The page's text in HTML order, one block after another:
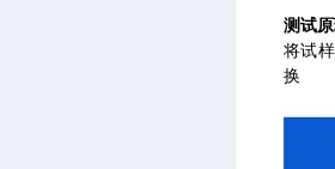
测试
将试
换